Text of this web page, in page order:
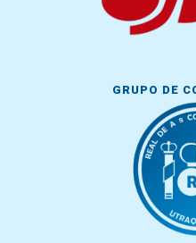
GRUPO DE